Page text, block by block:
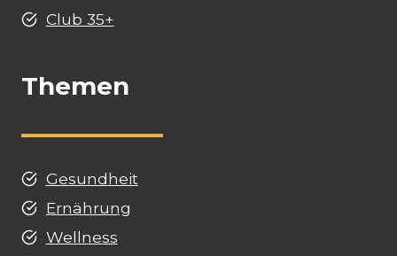
Club 35+
Themen
Gesundheit
Ernährung
Wellness